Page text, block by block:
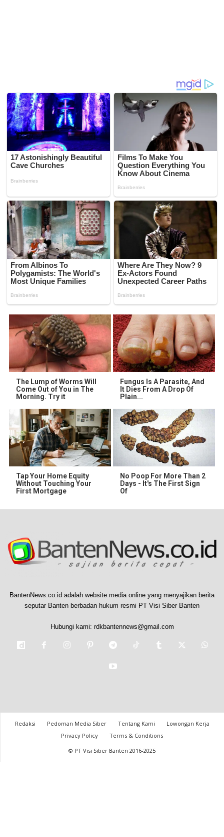
The Lump of Worms Will
Come Out of You in The
Morning. Try it
Fungus Is A Parasite, And
It Dies From A Drop Of
Plain...
Tap Your Home Equity
Without Touching Your
First Mortgage
No Poop For More Than 2
Days - It's The First Sign
Of
BantenNews.co.id adalah website media online yang menyajikan berita
seputar Banten berbadan hukum resmi PT Visi Siber Banten
Hubungi kami: rdkbantennews@gmail.com
Redaksi Pedoman Media Siber Tentang Kami
Lowongan Kerja
Privacy Policy
Terms & Conditions
© PT Visi Siber Banten 2016-2025